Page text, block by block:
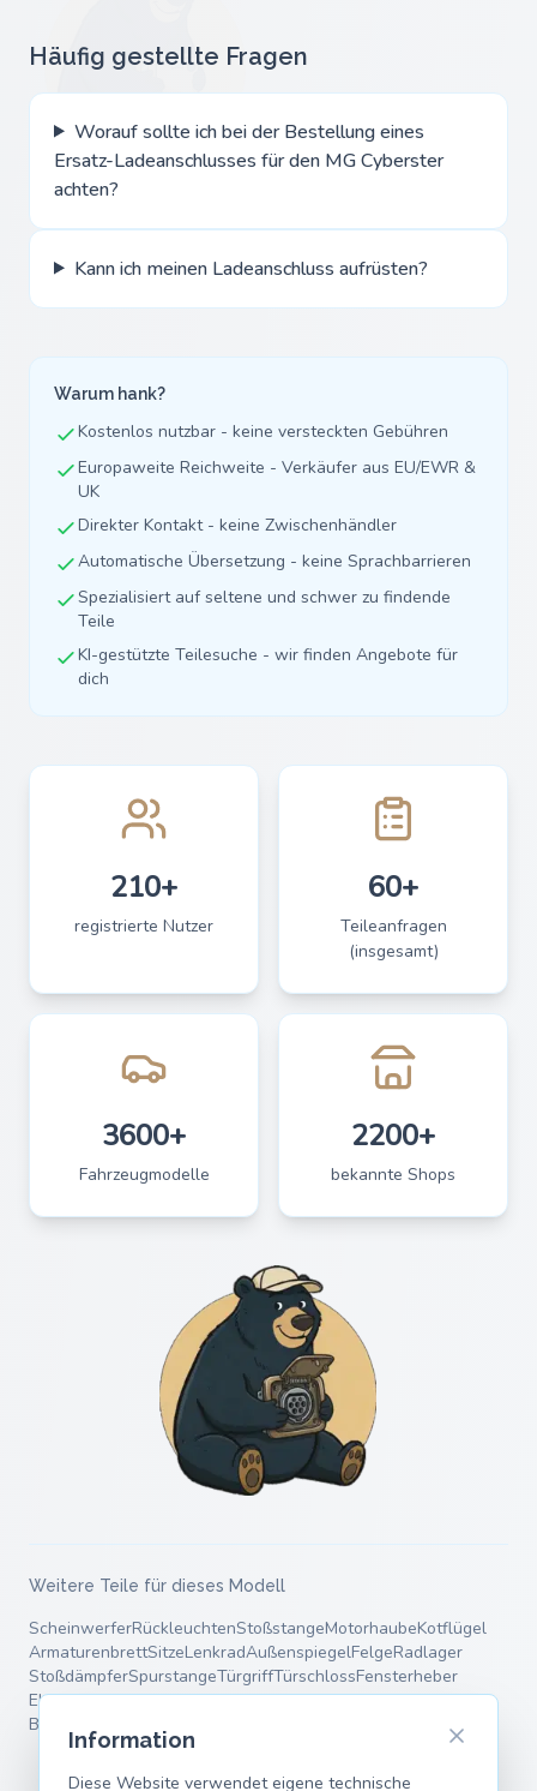
Häufig gestellte Fragen
Worauf sollte ich bei der Bestellung eines
Ersatz-Ladeanschlusses für den MG Cyberster
achten?
Kann ich meinen Ladeanschluss aufrüsten?
Warum hank?
Kostenlos nutzbar - keine versteckten Gebühren
Europaweite Reichweite - Verkäufer aus EU/EWR &
UK
Direkter Kontakt - keine Zwischenhändler
Automatische Übersetzung - keine Sprachbarrieren
Spezialisiert auf seltene und schwer zu findende
Teile
KI-gestützte Teilesuche - wir finden Angebote für
dich
210+
registrierte Nutzer
60+
Teileanfragen
(insgesamt)
3600+
Fahrzeugmodelle
2200+
bekannte Shops
Weitere Teile für dieses Modell
ScheinwerferRückleuchtenStoßstangeMotorhaubeKotflügel
ArmaturenbrettSitzeLenkradAußenspiegelFelgeRadlager
StoßdämpferSpurstangeTürgriffTürschlossFensterheber
ElektromotorHV-BatterieMotorlagerBremsscheiben
Bremsbeläge
Information
Diese Website verwendet eigene technische